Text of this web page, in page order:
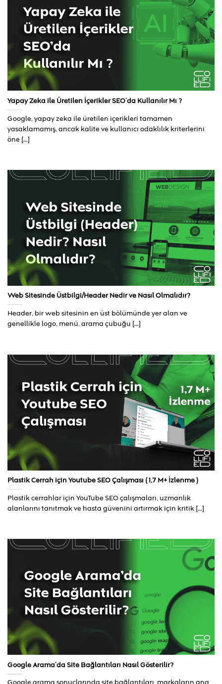
Yapay Zeka ile Üretilen İçerikler SEO’da Kullanılır Mı ?
Google, yapay zeka ile üretilen içerikleri tamamen
yasaklamamış, ancak kalite ve kullanıcı odaklılık kriterlerini
öne [...]
Web Sitesinde Üstbilgi/Header Nedir ve Nasıl Olmalıdır?
Header, bir web sitesinin en üst bölümünde yer alan ve
genellikle logo, menü, arama çubuğu [...]
Plastik Cerrah için Youtube SEO Çalışması ( 1,7 M+ İzlenme )
Plastik cerrahlar için YouTube SEO çalışmaları, uzmanlık
alanlarını tanıtmak ve hasta güvenini artırmak için kritik [...]
Google Arama’da Site Bağlantıları Nasıl Gösterilir?